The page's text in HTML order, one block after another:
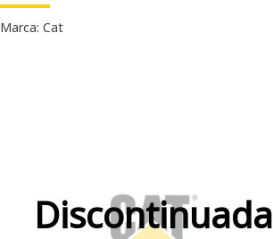
Marca: Cat
Discontinuada